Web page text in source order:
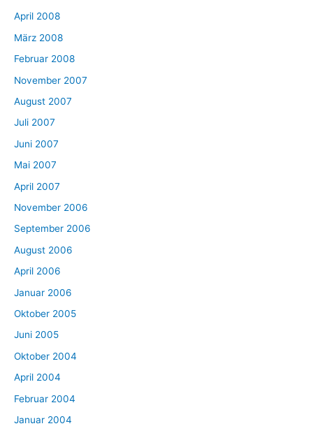
April 2008
März 2008
Februar 2008
November 2007
August 2007
Juli 2007
Juni 2007
Mai 2007
April 2007
November 2006
September 2006
August 2006
April 2006
Januar 2006
Oktober 2005
Juni 2005
Oktober 2004
April 2004
Februar 2004
Januar 2004